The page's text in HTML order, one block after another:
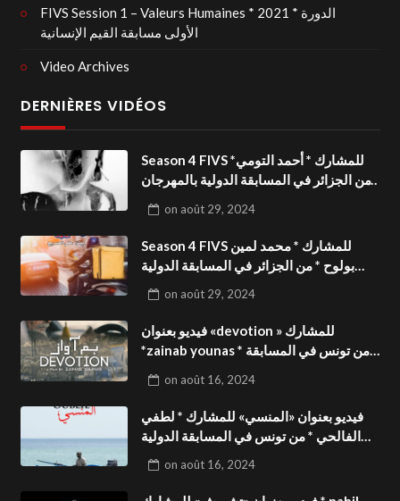
FIVS Session 1 – Valeurs Humaines * 2021 * الدورة
الأولى مسابقة القيم الإنسانية
Video Archives
DERNIÈRES VIDÉOS
Season 4 FIVS للمشارك * أحمد التومي*
من الجزائر في المسابقة الدولية بالمهرجان
»فيديو بعنوان
on août 29, 2024
Season 4 FIVS للمشارك * محمد لمين
بولوح * من الجزائر في المسابقة الدولية
بالمهرجان الدولي للفيدوهات
on août 29, 2024
فيديو بعنوان «devotion » للمشارك
*zainab younas * من تونس في المسابقة
التوعوية Season 4 FIVS
on août 16, 2024
فيديو بعنوان «المنسي» للمشارك * لطفي
الفالحي * من تونس في المسابقة الدولية
بالمهرجان الدولي للفيدوهات التوعوية
Season 4 FIVS
on août 16, 2024